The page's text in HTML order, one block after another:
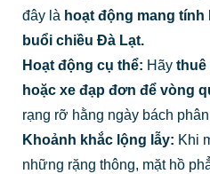
đây là hoạt động mang
buổi chiều Đà Lạt.
Hoạt động cụ thể: Hãy thuê
hoặc xe đạp đơn để vòng
rạng rỡ hằng ngày bách
Khoảnh khắc lộng lẫy: Khi
những rặng thông, mặt hồ